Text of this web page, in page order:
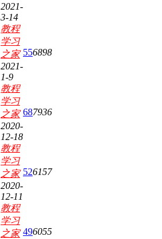
2021-
3-14
教程
学习
之家
2021-
1-9
556898
教程
学习
之家
2020-
12-18
687936
教程
学习
之家
2020-
12-11
526157
教程
学习
之家 496055